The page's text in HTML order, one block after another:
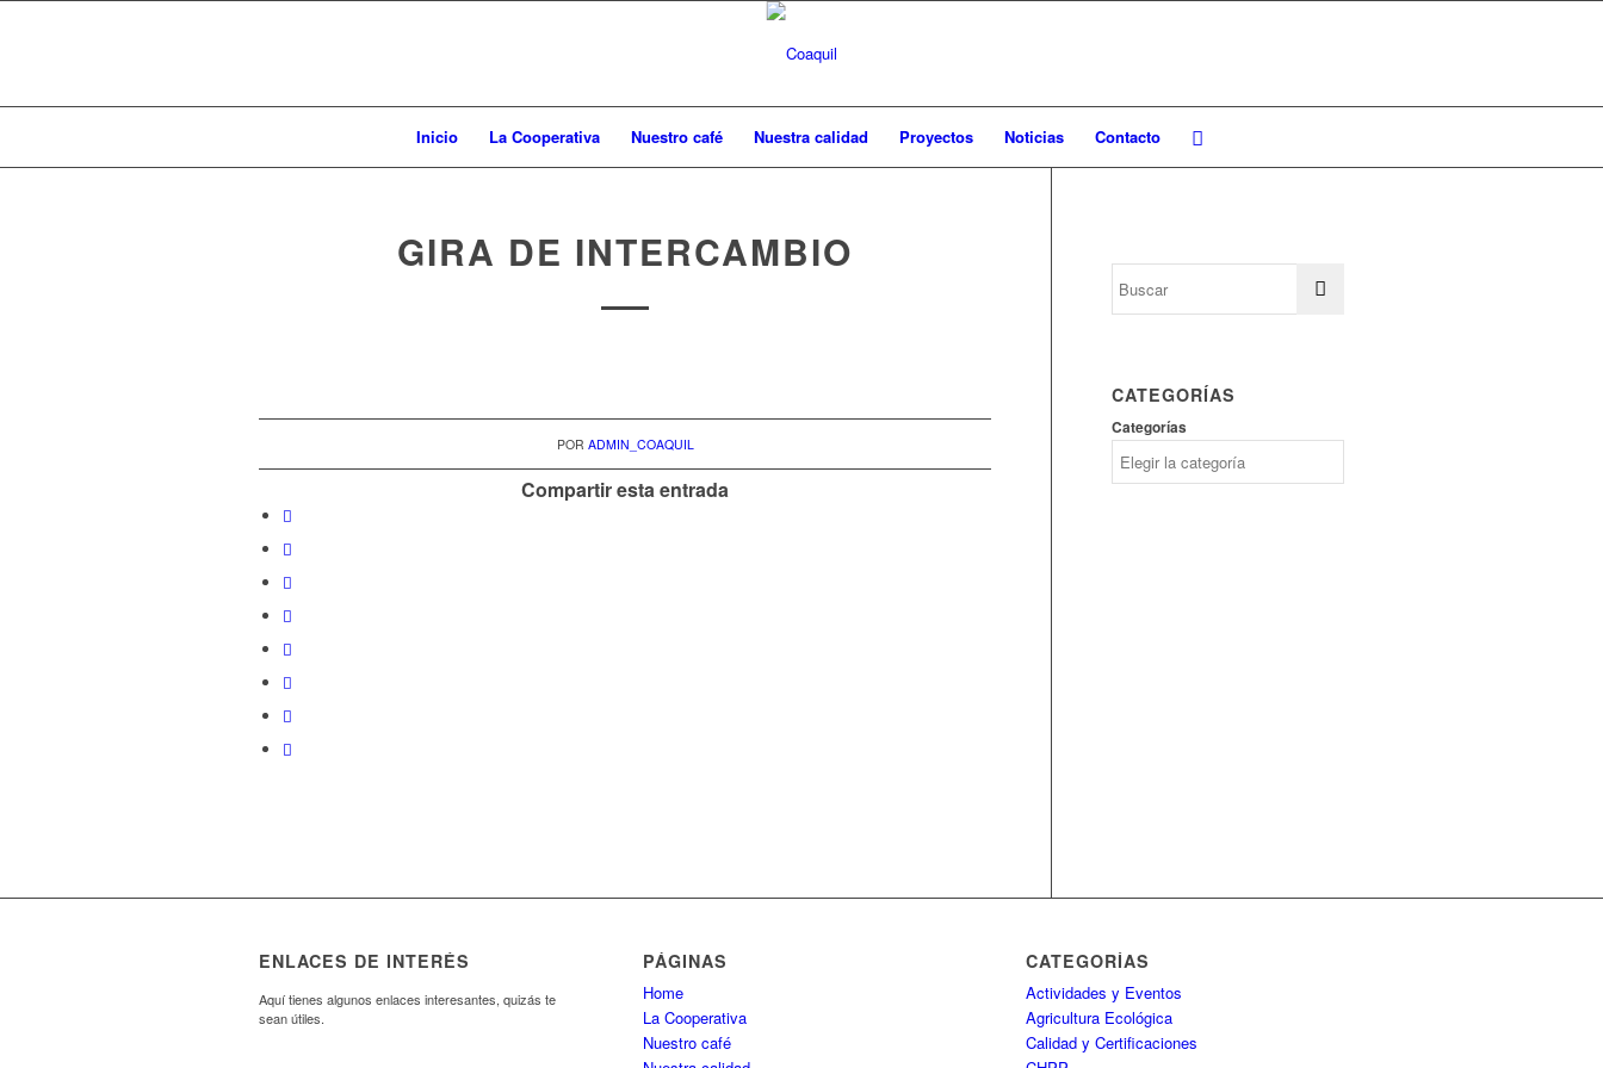
Inicio La Cooperativa Nuestro café Nuestra calidad Proyectos Noticias Contacto
GIRA DE INTERCAMBIO
POR ADMIN_COAQUIL
Compartir esta entrada
CATEGORÍAS
Categorías
ENLACES DE INTERÉS
Aquí tienes algunos enlaces interesantes, quizás te
sean útiles.
PÁGINAS
Home
La Cooperativa
Nuestro café
CATEGORÍAS
Actividades y Eventos
Agricultura Ecológica
Calidad y Certificaciones